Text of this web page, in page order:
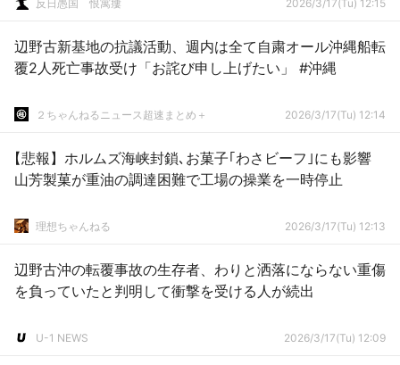
反日愚国 恨寓瘻 2026/3/17(Tu) 12:15
辺野古新基地の抗議活動、週内は全て自粛オール沖縄船転
覆2人死亡事故受け「お詫び申し上げたい」 #沖縄
２ちゃんねるニュース超速まとめ＋ 2026/3/17(Tu) 12:14
【悲報】ホルムズ海峡封鎖､お菓子｢わさビーフ｣にも影響
山芳製菓が重油の調達困難で工場の操業を一時停止
理想ちゃんねる 2026/3/17(Tu) 12:13
辺野古沖の転覆事故の生存者、わりと洒落にならない重傷
を負っていたと判明して衝撃を受ける人が続出
U-1 NEWS 2026/3/17(Tu) 12:09